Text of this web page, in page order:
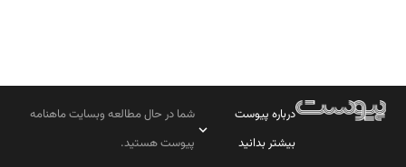
درباره پیوست
بیشتر بدانید
شما در حال مطالعه وبسایت ماهنامه
پیوست هستید.